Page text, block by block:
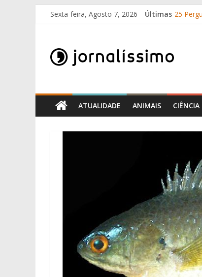
Sexta-feira, Agosto 7, 2026 Últimas 25
Jornalissimo
Jornalissimo
ATUALIDADE ANIMAIS CIÊNCIA